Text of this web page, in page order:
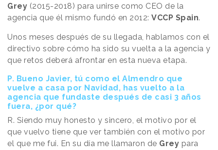
Grey (2015-2018) para unirse como CEO de la
agencia que él mismo fundó en 2012: VCCP Spain.
Unos meses después de su llegada, hablamos con el
directivo sobre cómo ha sido su vuelta a la agencia y
que retos deberá afrontar en esta nueva etapa.
P. Bueno Javier, tú como el Almendro que
vuelve a casa por Navidad, has vuelto a la
agencia que fundaste después de casi 3 años
fuera, ¿por qué?
R. Siendo muy honesto y sincero, el motivo por el
que vuelvo tiene que ver también con el motivo por
el que me fui. En su día me llamaron de Grey para